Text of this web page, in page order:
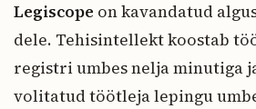
Legiscope on kavandatud
dele. Tehisintellekt koostab
registri umbes nelja minutiga
volitatud töötleja lepingu